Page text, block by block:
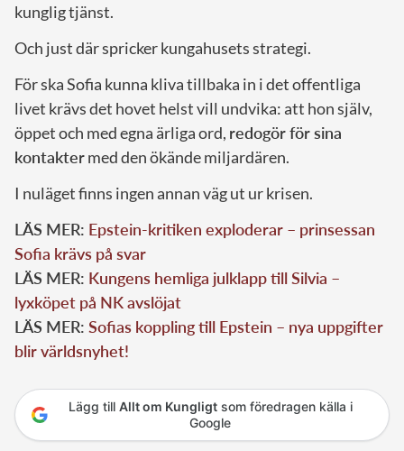
kunglig tjänst.
Och just där spricker kungahusets strategi.
För ska Sofia kunna kliva tillbaka in i det offentliga
livet krävs det hovet helst vill undvika: att hon själv,
öppet och med egna ärliga ord, redogör för sina
kontaktermed den ökände miljardären.
I nuläget finns ingen annan väg ut ur krisen.
LÄS MER: Epstein-kritiken exploderar – prinsessan
Sofia krävs på svar
LÄS MER: Kungens hemliga julklapp till Silvia –
lyxköpet på NK avslöjat
LÄS MER: Sofias koppling till Epstein – nya uppgifter
blir världsnyhet!
Lägg till Allt om Kungligtsom föredragen källa i
Google